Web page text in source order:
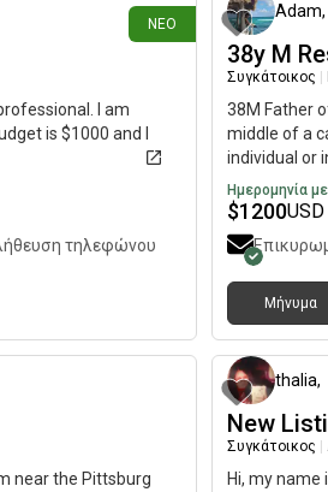
ΝΈΟ
I am
is $1000 and I
τηλεφώνου
Adam,
38y M
Συγκάτοικος
38M Father
middle of a
individual or
Ημερομηνία
$1200
Μήνυμα
near the Pittsburg
thalia,
New
Συγκάτοικος
Hi, my name